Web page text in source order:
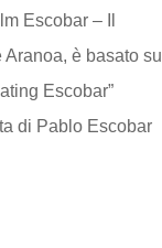
Escobar – Il
è basato sul
Escobar”
di Pablo Escobar